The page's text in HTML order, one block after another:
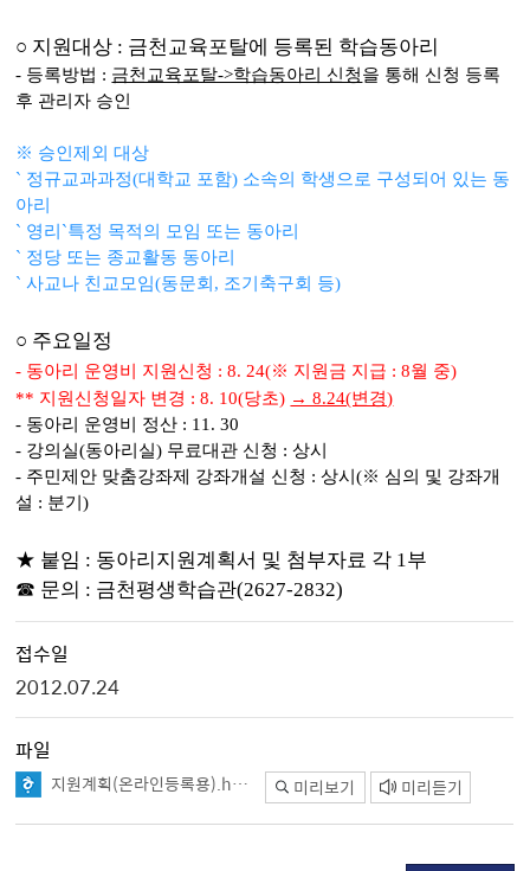
○ 지원대상 : 금천교육포탈에 등록된 학습동아리
- 등록방법 : 금천교육포탈->학습동아리 신청을 통해 신청 등록
후 관리자 승인
※ 승인제외 대상
` 정규교과과정(대학교 포함) 소속의 학생으로 구성되어 있는 동
아리
` 영리`특정 목적의 모임 또는 동아리
` 정당 또는 종교활동 동아리
` 사교나 친교모임(동문회, 조기축구회 등)
○ 주요일정
- 동아리 운영비 지원신청 : 8. 24(※ 지원금 지급 : 8월 중)
** 지원신청일자 변경 : 8. 10(당초) → 8.24(변경)
- 동아리 운영비 정산 : 11. 30
- 강의실(동아리실) 무료대관 신청 : 상시
- 주민제안 맞춤강좌제 강좌개설 신청 : 상시(※ 심의 및 강좌개
설 : 분기)
★ 붙임 : 동아리지원계획서 및 첨부자료 각 1부
☎ 문의 : 금천평생학습관(2627-2832)
접수일
2012.07.24
파일
지원계획(온라인등록용).hwp 미리보기 미리듣기